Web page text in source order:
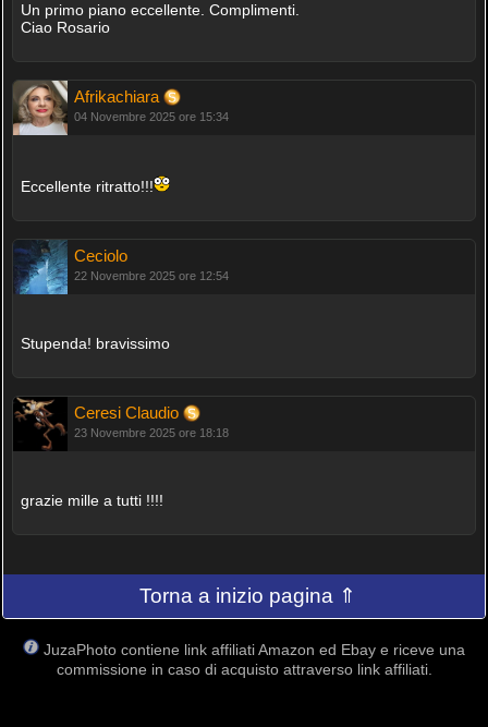
Un primo piano eccellente. Complimenti.
Ciao Rosario
Afrikachiara
04 Novembre 2025 ore 15:34
Eccellente ritratto!!!
Ceciolo
22 Novembre 2025 ore 12:54
Stupenda! bravissimo
Ceresi Claudio
23 Novembre 2025 ore 18:18
grazie mille a tutti !!!!
Torna a inizio pagina ⇑
JuzaPhoto contiene link affiliati Amazon ed Ebay e riceve una
commissione in caso di acquisto attraverso link affiliati.